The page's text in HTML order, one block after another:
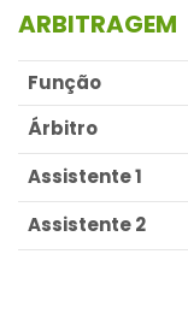
ARBITRAGEM
Função
Árbitro
Assistente 1
Assistente 2